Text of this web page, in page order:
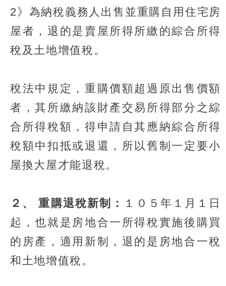
2》為納稅義務人出售並重購自用住宅房
屋者，退的是賣屋所得所繳的綜合所得
稅及土地增值稅。
稅法中規定，重購價額超過原出售價額
者，其所繳納該財產交易所得部分之綜
合所得稅額，得申請自其應納綜合所得
稅額中扣抵或退還，所以舊制一定要小
屋換大屋才能退稅。
２、 重購退稅新制： １０５年１月１日
起，也就是房地合一所得稅實施後購買
的房產，適用新制，退的是房地合一稅
和土地增值稅。